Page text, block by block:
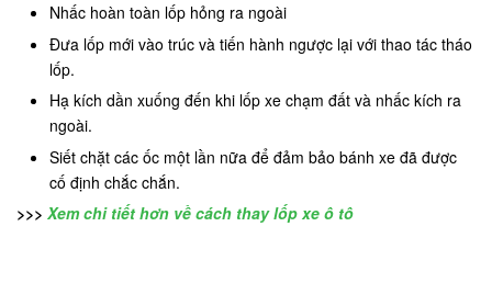
Nhấc hoàn toàn lốp hỏng ra ngoài
Đưa lốp mới vào trúc và tiến hành ngược lại với thao tác tháo
lốp.
Hạ kích dần xuống đến khi lốp xe chạm đất và nhấc kích ra
ngoài.
Siết chặt các ốc một lần nữa để đảm bảo bánh xe đã được
cố định chắc chắn.
>>> Xem chi tiết hơn về cách thay lốp xe ô tô